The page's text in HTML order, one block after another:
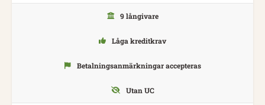
9 långivare
Låga kreditkrav
Betalningsanmärkningar accepteras
Utan UC